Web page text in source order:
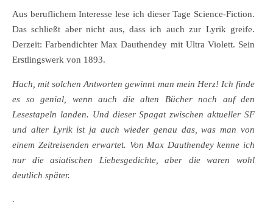
Aus beruflichem Interesse lese ich dieser Tage Science-Fiction.
Das schließt aber nicht aus, dass ich auch zur Lyrik greife.
Derzeit: Farbendichter Max Dauthendey mit Ultra Violett. Sein
Erstlingswerk von 1893.
Hach, mit solchen Antworten gewinnt man mein Herz! Ich finde
es so genial, wenn auch die alten Bücher noch auf den
Lesestapeln landen. Und dieser Spagat zwischen aktueller SF
und alter Lyrik ist ja auch wieder genau das, was man von
einem Zeitreisenden erwartet. Von Max Dauthendey kenne ich
nur die asiatischen Liebesgedichte, aber die waren wohl
deutlich später.
.